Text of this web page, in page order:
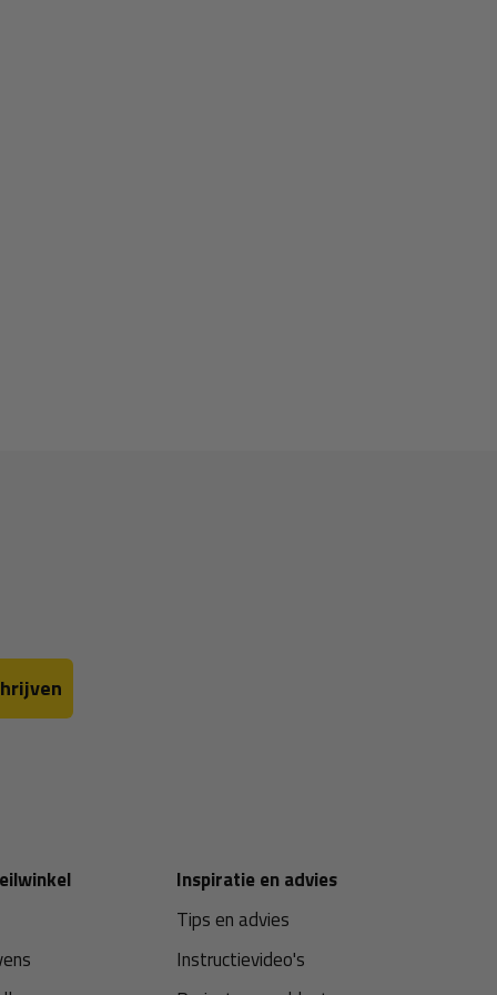
Inspiratie en advies
Tips en advies
Instructievideo's